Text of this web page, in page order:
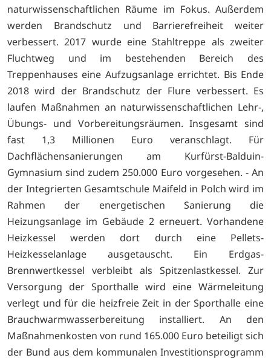
naturwissenschaftlichen Räume im Fokus. Außerdem
werden Brandschutz und Barrierefreiheit weiter
verbessert. 2017 wurde eine Stahltreppe als zweiter
Fluchtweg und im bestehenden Bereich des
Treppenhauses eine Aufzugsanlage errichtet. Bis Ende
2018 wird der Brandschutz der Flure verbessert. Es
laufen Maßnahmen an naturwissenschaftlichen Lehr-,
Übungs- und Vorbereitungsräumen. Insgesamt sind
fast 1,3 Millionen Euro veranschlagt. Für
Dachflächensanierungen am Kurfürst-Balduin-
Gymnasium sind zudem 250.000 Euro vorgesehen. - An
der Integrierten Gesamtschule Maifeld in Polch wird im
Rahmen der energetischen Sanierung die
Heizungsanlage im Gebäude 2 erneuert. Vorhandene
Heizkessel werden dort durch eine Pellets-
Heizkesselanlage ausgetauscht. Ein Erdgas-
Brennwertkessel verbleibt als Spitzenlastkessel. Zur
Versorgung der Sporthalle wird eine Wärmeleitung
verlegt und für die heizfreie Zeit in der Sporthalle eine
Brauchwarmwasserbereitung installiert. An den
Maßnahmenkosten von rund 165.000 Euro beteiligt sich
der Bund aus dem kommunalen Investitionsprogramm